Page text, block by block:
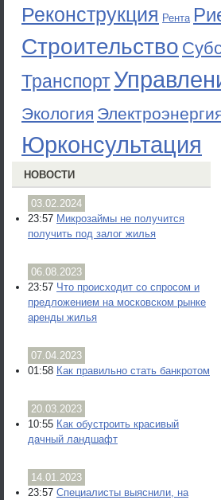
Реконструкция Рента
Строительство
Транспорт
Экология
Юрконсультация
НОВОСТИ
03.02.2024
23:57 Микрозаймы не получится
получить под залог жилья
06.08.2023
23:57 Что происходит со спросом и
предложением на московском рынке
аренды жилья
07.04.2023
01:58 Как правильно стать банкротом
20.03.2023
10:55 Как обустроить красивый
дачный ландшафт
14.01.2023
23:57 Специалисты выяснили, на